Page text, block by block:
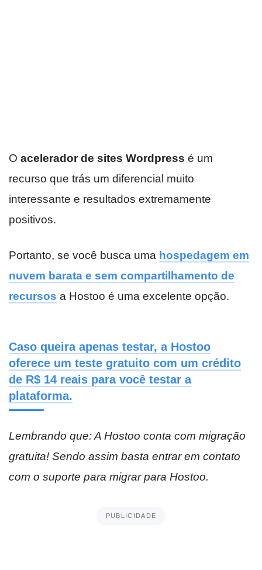
O acelerador de sites Wordpress é um
recurso que trás um diferencial muito
interessante e resultados extremamente
positivos.
Portanto, se você busca uma hospedagem em
nuvem barata e sem compartilhamento de
recursos a Hostoo é uma excelente opção.
Caso queira apenas testar, a Hostoo
oferece um teste gratuito com um crédito
de R$ 14 reais para você testar a
plataforma.
Lembrando que: A Hostoo conta com migração
gratuita! Sendo assim basta entrar em contato
com o suporte para migrar para Hostoo.
PUBLICIDADE